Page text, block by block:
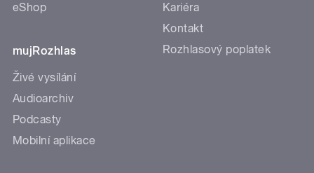
eShop
mujRozhlas
Živé vysílání
Audioarchiv
Podcasty
Mobilní aplikace
Kariéra
Kontakt
Rozhlasový poplatek